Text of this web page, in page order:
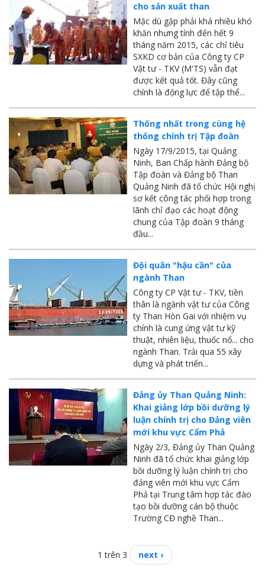
Video quy trình Bỏ phiếu Bầu cử sắp tới
MTS: KHÁNH THÀNH CỬA HÀNG XĂNG DẦU CẨM PHẢ
MTS: 5 NĂM - TỪ ĐẠI HỘI ĐẾN ĐẠI HỘI
Sản phẩm dầu nhờn của Công ty CP Vật tư tạo ấn tượng tốt tại Lễ tổng kết
Cominlub: Dấu ấn 20 năm 12/11 (1997-2017)
MTS: Công nghệ hiện đại - Kết nối thông minh
Đồng hành vì sự phát triển lâu dài của MTS
MTS: Hưởng ứng tháng "An toàn-Vệ sinh lao động"
MTS: Sự kiện nổi bật trong tháng 3
MTS tham dự Hội diễn Nghệ thuật quần chúng TKV năm 2016
COMINLUB - Thành công nhỏ vì một thông điệp lớn!
cho sản xuất than
Mặc dù gặp phải khá nhiều khó
khăn nhưng tính đến hết 9
tháng năm 2015, các chỉ tiêu
SXKD cơ bản của Công ty CP
Vật tư - TKV (M'TS) vẫn đạt
được kết quả tốt. Đây cũng
chính là động lực để tập thể...
Thống nhất trong cùng hệ
thống chính trị Tập đoàn
Ngày 17/9/2015, tại Quảng
Ninh, Ban Chấp hành Đảng bộ
Tập đoàn và Đảng bộ Than
Quảng Ninh đã tổ chức Hội nghị
sơ kết công tác phối hợp trong
lãnh chỉ đạo các hoạt động
chung của Tập đoàn 9 tháng
đầu...
Đội quân "hậu cần" của
ngành Than
Công ty CP Vật tư - TKV, tiền
thân là ngành vật tư của Công
ty Than Hòn Gai với nhiệm vụ
chính là cung ứng vật tư kỹ
thuật, nhiên liệu, thuốc nổ... cho
ngành Than. Trải qua 55 xây
dựng và phát triển...
Đảng ủy Than Quảng Ninh:
Khai giảng lớp bồi dưỡng lý
luận chính trị cho Đảng viên
mới khu vực Cẩm Phả
Ngày 2/3, Đảng ủy Than Quảng
Ninh đã tổ chức khai giảng lớp
bồi dưỡng lý luận chính trị cho
đảng viên mới khu vực Cẩm
Phả tại Trung tâm hợp tác đào
tạo bồi dưỡng cán bộ thuộc
Trường CĐ nghề Than...
1 trên 3 next ›